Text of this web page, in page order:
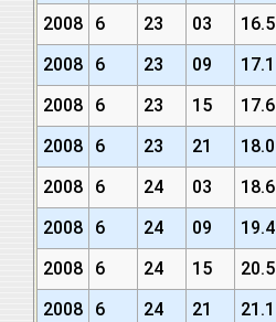
2008
6 23 03 16.5
2008
6 23 09 17.1
2008
6 23 15 17.6
2008
6 23 21 18.0
2008
6 24 03 18.6
2008
6 24 09 19.4
2008
6 24 15 20.5
2008
6 24 21 21.1